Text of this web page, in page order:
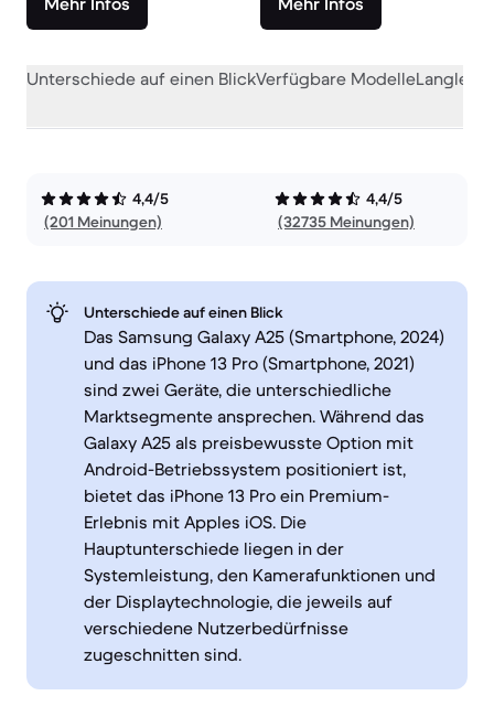
Unterschiede auf einen BlickVerfügbare Modelle
4,4/5
(201 Meinungen)
4,4/5
(32735 Meinungen)
Unterschiede auf einen Blick
Das Samsung Galaxy A25 (Smartphone, 2024)
und das iPhone 13 Pro (Smartphone, 2021)
sind zwei Geräte, die unterschiedliche
Marktsegmente ansprechen. Während das
Galaxy A25 als preisbewusste Option mit
Android-Betriebssystem positioniert ist,
bietet das iPhone 13 Pro ein Premium-
Erlebnis mit Apples iOS. Die
Hauptunterschiede liegen in der
Systemleistung, den Kamerafunktionen und
der Displaytechnologie, die jeweils auf
verschiedene Nutzerbedürfnisse
zugeschnitten sind.